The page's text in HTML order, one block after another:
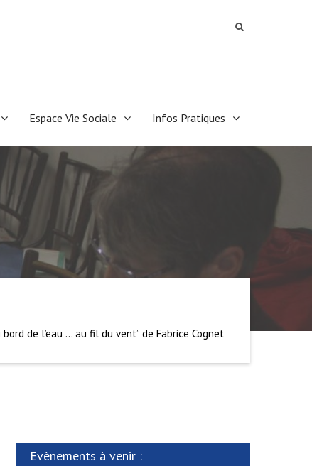
Espace Vie Sociale Infos Pratiques
bord de l’eau … au fil du vent” de Fabrice Cognet
Evènements à venir :